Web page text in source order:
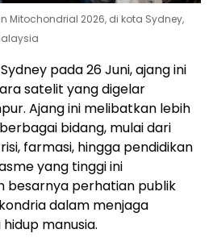
Mitochondrial 2026, di kota Sydney,
pada 26 Juni, ajang ini
satelit yang digelar
Ajang ini melibatkan lebih
bidang, mulai dari
farmasi, hingga pendidikan
yang tinggi ini
besarnya perhatian publik
dalam menjaga
manusia.